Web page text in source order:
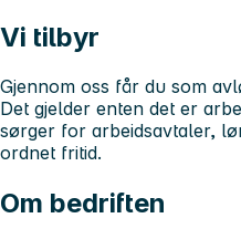
Vi tilbyr
Gjennom oss får du som
Det gjelder enten det er
sørger for arbeidsavtaler,
ordnet fritid.
Om bedriften